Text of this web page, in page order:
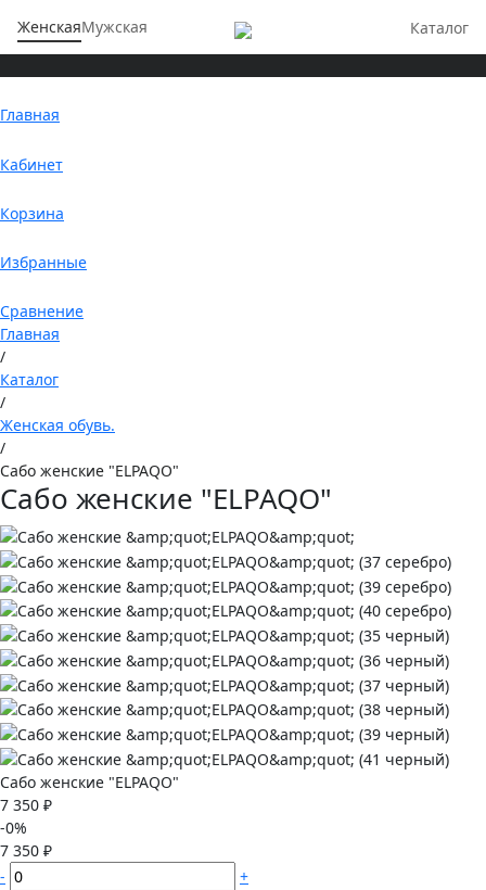
ЖенскаяМужская Каталог
Главная
Кабинет
Корзина
Избранные
Сравнение
Главная
/
Каталог
/
Женская обувь.
/
Сабо женские "ELPAQO"
Сабо женские "ELPAQO"
Сабо женские "ELPAQO"
7 350 ₽
-0%
7 350 ₽
-
+